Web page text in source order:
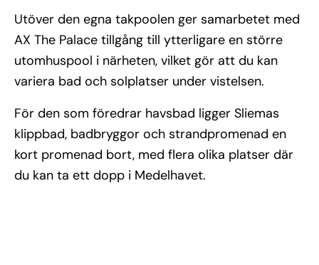
Utöver den egna takpoolen ger samarbetet med
AX The Palace tillgång till ytterligare en större
utomhuspool i närheten, vilket gör att du kan
variera bad och solplatser under vistelsen.
För den som föredrar havsbad ligger Sliemas
klippbad, badbryggor och strandpromenad en
kort promenad bort, med flera olika platser där
du kan ta ett dopp i Medelhavet.